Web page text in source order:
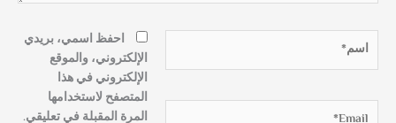
اسم*
احفظ اسمي، بريدي
الإلكتروني، والموقع
الإلكتروني في هذا
المتصفح لاستخدامها
المرة المقبلة في تعليقي.